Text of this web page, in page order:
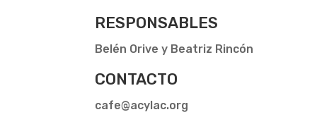
RESPONSABLES
Belén Orive y Beatriz Rincón
CONTACTO
cafe@acylac.org